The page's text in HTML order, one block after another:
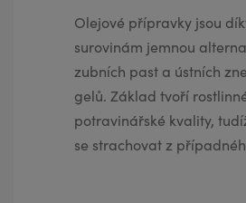
Olejové přípravky jsou
surovinám jemnou
zubních past a ústních
gelů. Základ tvoří
potravinářské kvality,
se strachovat z